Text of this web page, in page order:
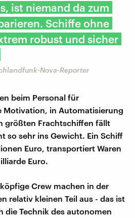
ist niemand da zum
Schiffe ohne
robust und sicher
Nova-Reporter
beim Personal für
Motivation, in Automatisierung
größten Frachtschiffen fällt
so sehr ins Gewicht. Ein Schiff
Euro, transportiert Waren
Euro.
Crew machen in der
relativ kleinen Teil aus - das ist
die Technik des autonomen